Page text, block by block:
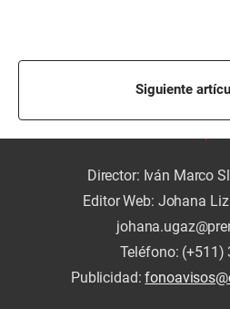
Siguiente
Director: Iván Marco
Editor Web: Johana
Teléfono: (+511)
Publicidad: